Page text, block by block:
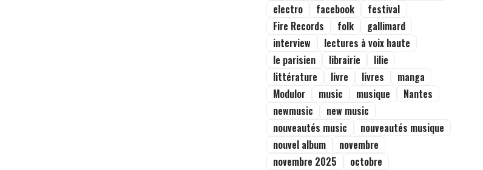
electro
facebook
festival
Fire Records
folk
gallimard
interview
lectures à voix haute
le parisien
librairie
lilie
littérature
livre livres
manga
Modulor
music musique
Nantes
newmusic
new music
nouveautés music
nouveautés musique
nouvel album
novembre
novembre 2025
octobre